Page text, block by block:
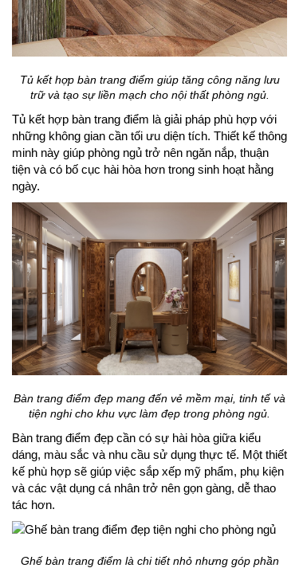
Tủ kết hợp bàn trang điểm giúp tăng công năng lưu
trữ và tạo sự liền mạch cho nội thất phòng ngủ.
Tủ kết hợp bàn trang điểm là giải pháp phù hợp với
những không gian cần tối ưu diện tích. Thiết kế thông
minh này giúp phòng ngủ trở nên ngăn nắp, thuận
tiện và có bố cục hài hòa hơn trong sinh hoạt hằng
ngày.
Bàn trang điểm đẹp mang đến vẻ mềm mại, tinh tế và
tiện nghi cho khu vực làm đẹp trong phòng ngủ.
Bàn trang điểm đẹp cần có sự hài hòa giữa kiểu
dáng, màu sắc và nhu cầu sử dụng thực tế. Một thiết
kế phù hợp sẽ giúp việc sắp xếp mỹ phẩm, phụ kiện
và các vật dụng cá nhân trở nên gọn gàng, dễ thao
tác hơn.
Ghế bàn trang điểm là chi tiết nhỏ nhưng góp phần